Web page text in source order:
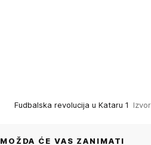
Fudbalska revolucija u Kataru 1
MOŽDA ĆE VAS ZANIMATI